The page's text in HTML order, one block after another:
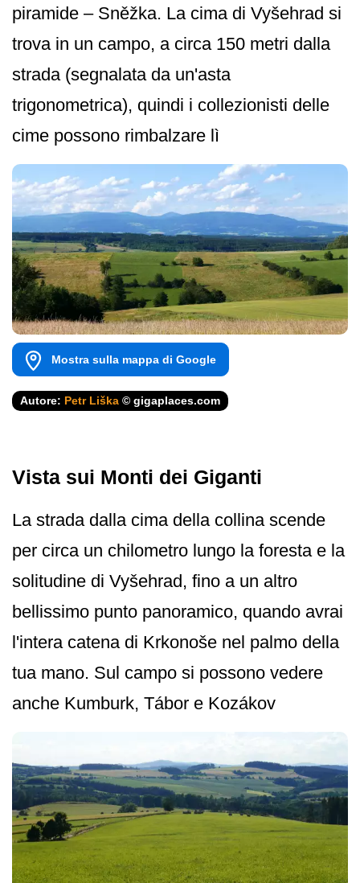
piramide – Sněžka. La cima di Vyšehrad si
trova in un campo, a circa 150 metri dalla
strada (segnalata da un'asta
trigonometrica), quindi i collezionisti delle
cime possono rimbalzare lì
Mostra sulla mappa di Google
Autore: Petr Liška © gigaplaces.com
Vista sui Monti dei Giganti
La strada dalla cima della collina scende
per circa un chilometro lungo la foresta e la
solitudine di Vyšehrad, fino a un altro
bellissimo punto panoramico, quando avrai
l'intera catena di Krkonoše nel palmo della
tua mano. Sul campo si possono vedere
anche Kumburk, Tábor e Kozákov